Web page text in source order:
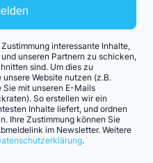
interessante Inhalte,
unseren Partnern zu schicken,
sind. Um dies zu
Website nutzen (z.B.
mit unseren E-Mails
So erstellen wir ein
Inhalte liefert, und ordnen
Ihre Zustimmung können Sie
im Newsletter. Weitere
.